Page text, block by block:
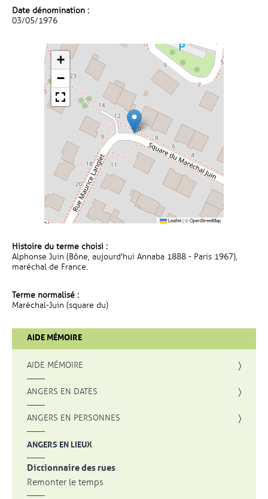
Date dénomination :
03/05/1976
+
−
Leaflet|©OpenStreetMap
Histoire du terme choisi :
Alphonse Juin (Bône, aujourd'hui Annaba 1888 - Paris 1967),
maréchal de France.
Terme normalisé :
Maréchal-Juin (square du)
AIDE MÉMOIRE
AIDE MÉMOIRE
ANGERS EN DATES
ANGERS EN PERSONNES
ANGERS EN LIEUX
Dictionnaire des rues
Remonter le temps